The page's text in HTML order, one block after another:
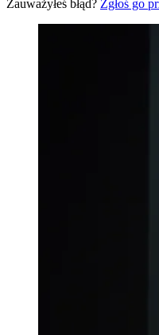
Zauważyłeś błąd? Zgłoś go